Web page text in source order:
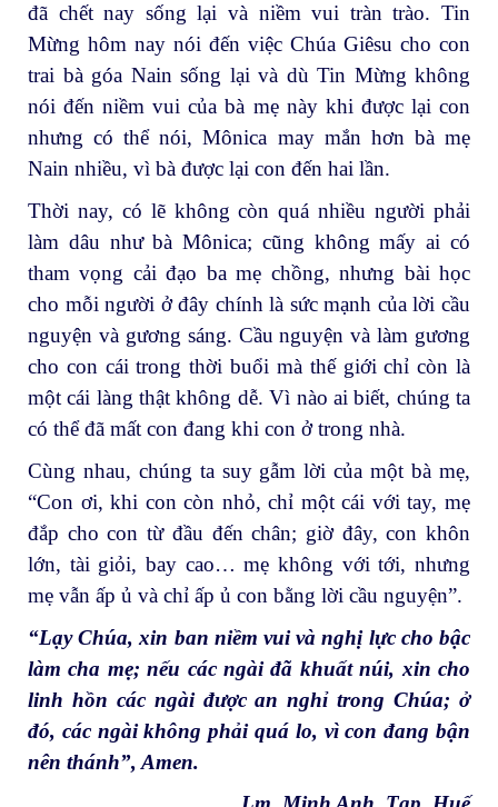
đã chết nay sống lại và niềm vui tràn trào. Tin
Mừng hôm nay nói đến việc Chúa Giêsu cho con
trai bà góa Nain sống lại và dù Tin Mừng không
nói đến niềm vui của bà mẹ này khi được lại con
nhưng có thể nói, Mônica may mắn hơn bà mẹ
Nain nhiều, vì bà được lại con đến hai lần.
Thời nay, có lẽ không còn quá nhiều người phải
làm dâu như bà Mônica; cũng không mấy ai có
tham vọng cải đạo ba mẹ chồng, nhưng bài học
cho mỗi người ở đây chính là sức mạnh của lời cầu
nguyện và gương sáng. Cầu nguyện và làm gương
cho con cái trong thời buổi mà thế giới chỉ còn là
một cái làng thật không dễ. Vì nào ai biết, chúng ta
có thể đã mất con đang khi con ở trong nhà.
Cùng nhau, chúng ta suy gẫm lời của một bà mẹ,
“Con ơi, khi con còn nhỏ, chỉ một cái với tay, mẹ
đắp cho con từ đầu đến chân; giờ đây, con khôn
lớn, tài giỏi, bay cao… mẹ không với tới, nhưng
mẹ vẫn ấp ủ và chỉ ấp ủ con bằng lời cầu nguyện”.
“Lạy Chúa, xin ban niềm vui và nghị lực cho bậc
làm cha mẹ; nếu các ngài đã khuất núi, xin cho
linh hồn các ngài được an nghỉ trong Chúa; ở
đó, các ngài không phải quá lo, vì con đang bận
nên thánh”, Amen.